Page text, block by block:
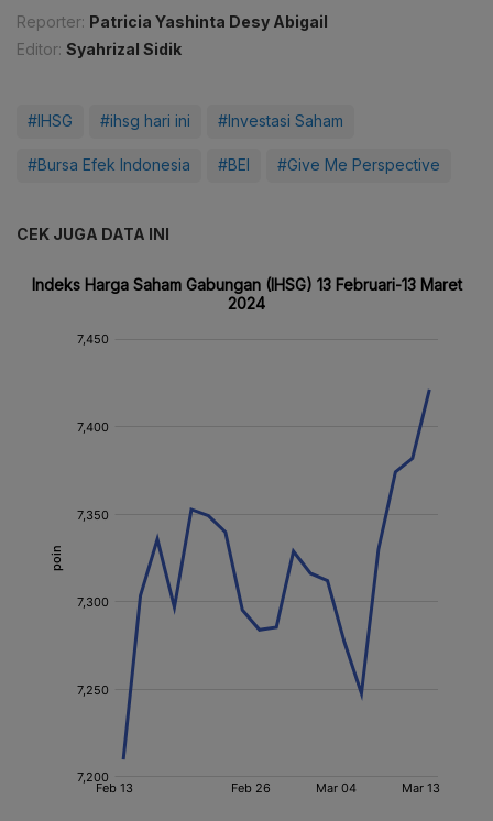
Reporter: Patricia Yashinta Desy Abigail
Editor: Syahrizal Sidik
#IHSG #ihsg hari ini #Investasi Saham
#Bursa Efek Indonesia #BEI #Give Me Perspective
CEK JUGA DATA INI